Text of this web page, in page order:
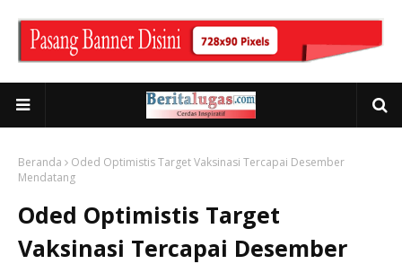
Beranda
Oded Optimistis Target Vaksinasi Tercapai Desember
Mendatang
Oded Optimistis Target
Vaksinasi Tercapai Desember